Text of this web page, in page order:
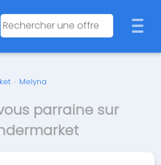
› Melyna
parraine sur